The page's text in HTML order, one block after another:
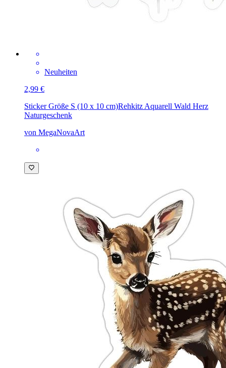
Neuheiten
2,99 €
Sticker Größe S (10 x 10 cm)Rehkitz Aquarell Wald Herz
Naturgeschenk
von MegaNovaArt